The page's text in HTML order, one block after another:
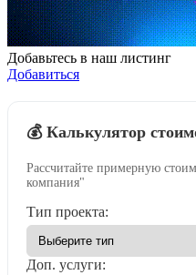
Добавьтесь в наш листинг
Добавиться
💰 Калькулятор
Рассчитайте примерную
компания"
Тип проекта:
Доп. услуги: